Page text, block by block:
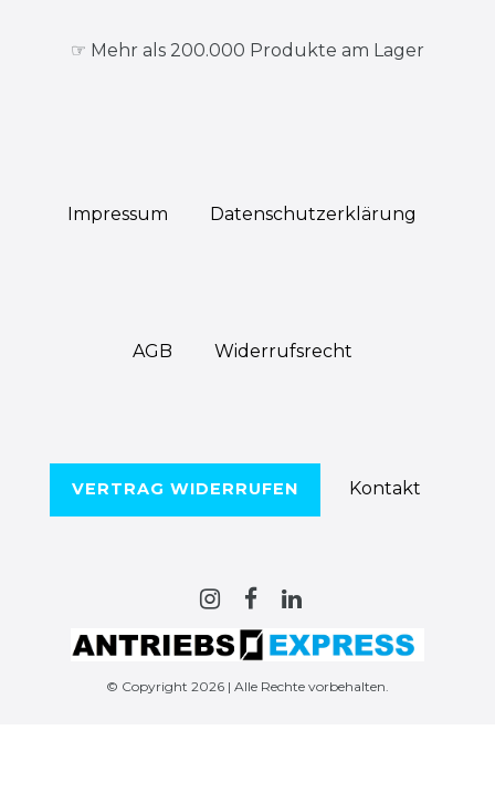
☞ Mehr als 200.000 Produkte am Lager
Impressum Daten­schutz­erklärung
AGB Widerrufs­recht
VERTRAG WIDERRUFEN Kontakt
© Copyright 2026 | Alle Rechte vorbehalten.